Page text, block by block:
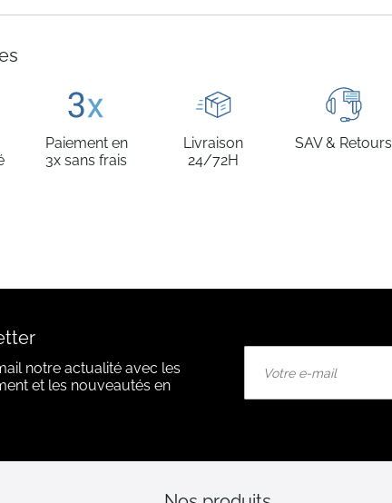
Paiement en
3x sans frais
Livraison
24/72H
SAV & Retours
notre actualité avec les
et les nouveautés en
notre
: